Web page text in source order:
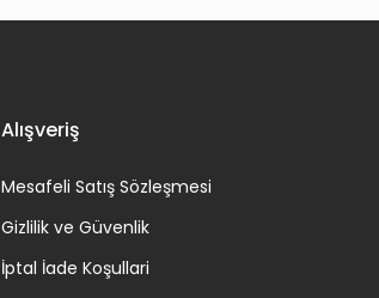
Alışveriş
Mesafeli Satış Sözleşmesi
Gizlilik ve Güvenlik
İptal İade Koşullari